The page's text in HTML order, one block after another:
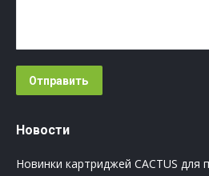
Отправить
Новости
Новинки картриджей CACTUS для